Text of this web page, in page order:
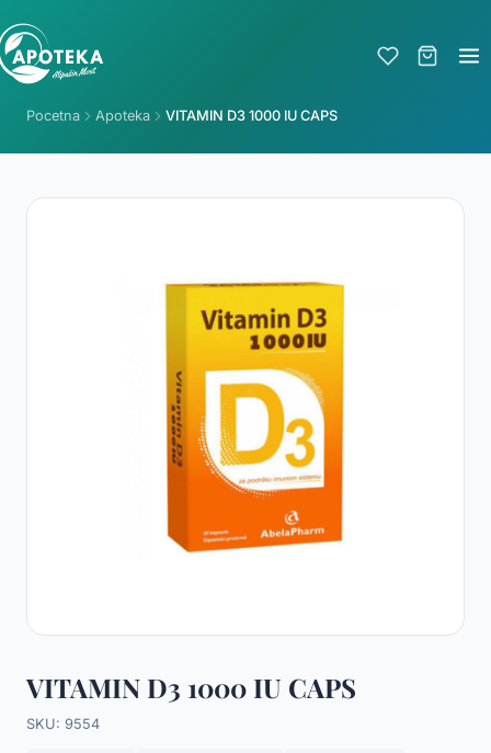
Pocetna Apoteka VITAMIN D3 1000 IU CAPS
VITAMIN D3 1000 IU CAPS
SKU: 9554